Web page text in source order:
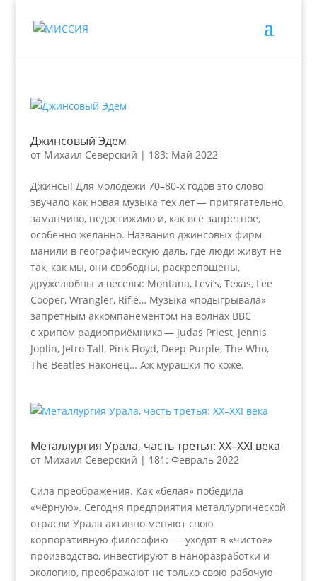
Джинсовый Эдем
от Михаил Северский | 183: Май 2022
Джинсы! Для молодёжи 70–80‑х годов это слово
звучало как новая музыка тех лет — притягательно,
заманчиво, недостижимо и, как всё запретное,
особенно желанно. Названия джинсовых фирм
манили в географическую даль, где люди живут не
так, как мы, они свободны, раскрепощены,
дружелюбны и веселы: Montana, Levi’s, Texas, Lee
Cooper, Wrangler, Rifle… Музыка «подыгрывала»
запретным аккомпанементом на волнах BBC
с хрипом радиоприёмника — Judas Priest, Jennis
Joplin, Jetro Tall, Pink Floyd, Deep Purple, The Who,
The Beatles наконец… Аж мурашки по коже.
Металлургия Урала, часть третья: XX–XXI века
от Михаил Северский | 181: Февраль 2022
Сила преображения. Как «белая» победила
«чёрную». Сегодня предприятия металлургической
отрасли Урала активно меняют свою
корпоративную философию — уходят в «чистое»
производство, инвестируют в наноразработки и
экологию, преображают не только свою рабочую